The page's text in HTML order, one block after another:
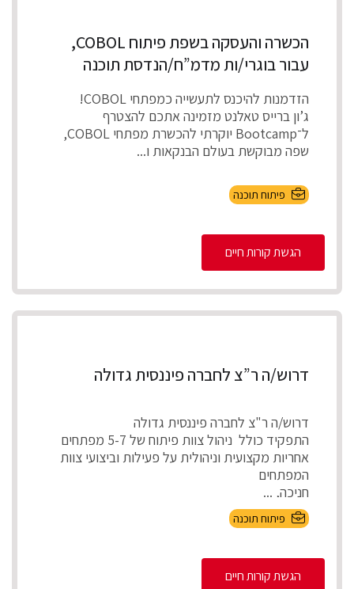
הכשרה והעסקה בשפת פיתוח COBOL,
עבור בוגרי/ות מדמ”ח/הנדסת תוכנה
הזדמנות להיכנס לתעשייה כמפתחי COBOL!
ג’ון ברייס טאלנט מזמינה אתכם להצטרף
ל־Bootcamp יוקרתי להכשרת מפתחי COBOL,
שפה מבוקשת בעולם הבנקאות ו...
פיתוח תוכנה
הגשת קורות חיים
דרוש/ה ר”צ לחברה פיננסית גדולה
דרוש/ה ר"צ לחברה פיננסית גדולה
התפקיד כולל ניהול צוות פיתוח של 5-7 מפתחים
אחריות מקצועית וניהולית על פעילות וביצועי צוות
המפתחים
חניכה, ...
פיתוח תוכנה
הגשת קורות חיים